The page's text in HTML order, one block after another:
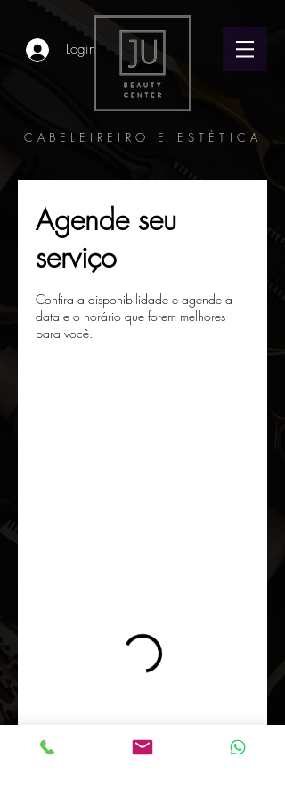
Login
CABELEIREIRO E ESTÉTICA
Agende seu
serviço
Confira a disponibilidade e agende a
data e o horário que forem melhores
para você.